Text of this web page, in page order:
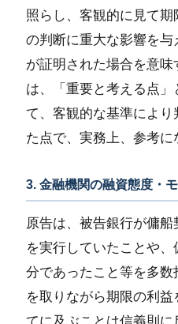
照らし、客観的に見て
の判断に重大な影響を
が証明された場合を意
は、「重要と考える点
て、客観的な基準によ
た点で、実務上、参考に
3. 金融機関の融資態度・
原告は、被告銀行が傭
を実行していたことや
分であったこと等を多
を取りながら期限の利